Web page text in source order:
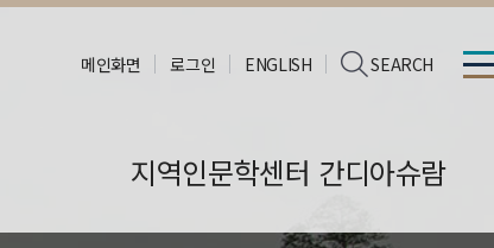
메인화면 로그인 ENGLISH SEARCH
지역인문학센터 간디아슈람